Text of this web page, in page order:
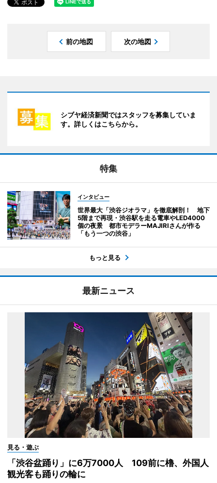
前の地図 次の地図
シブヤ経済新聞ではスタッフを募集していま
す。詳しくはこちらから。
特集
インタビュー
世界最大「渋谷ジオラマ」を徹底解剖！ 地下
5階まで再現・渋谷駅を走る電車やLED4000
個の夜景 都市モデラーMAJIRIさんが作る
「もう一つの渋谷」
もっと見る
最新ニュース
見る・遊ぶ
「渋谷盆踊り」に6万7000人 109前に櫓、外国人
観光客も踊りの輪に